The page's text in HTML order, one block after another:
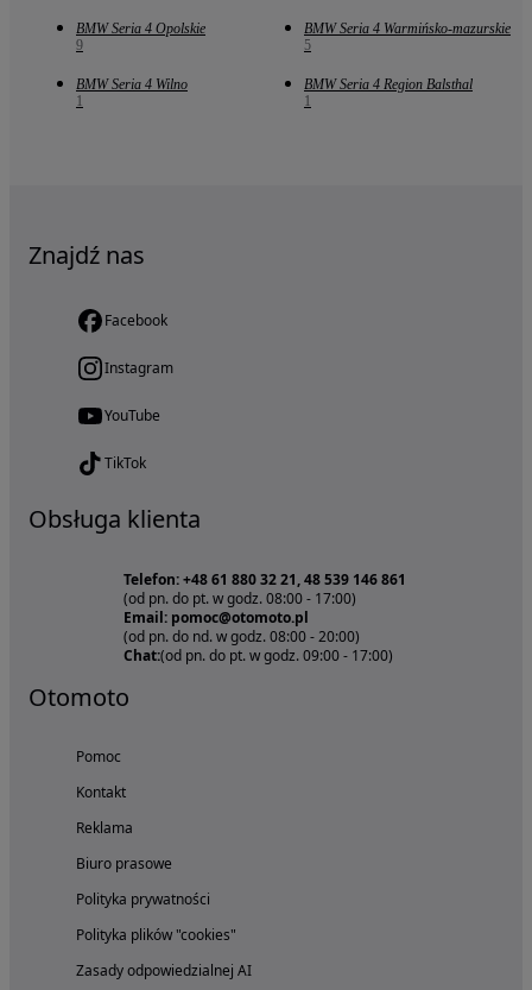
BMW Seria 4 Opolskie
9
BMW Seria 4 Warmińsko-mazurskie
5
BMW Seria 4 Wilno
1
BMW Seria 4 Region Balsthal
1
Znajdź nas
Facebook
Instagram
YouTube
TikTok
Obsługa klienta
Telefon: +48 61 880 32 21, 48 539 146 861
(od pn. do pt. w godz. 08:00 - 17:00)
Email: pomoc@otomoto.pl
(od pn. do nd. w godz. 08:00 - 20:00)
Chat:(od pn. do pt. w godz. 09:00 - 17:00)
Otomoto
Pomoc
Kontakt
Reklama
Biuro prasowe
Polityka prywatności
Polityka plików "cookies"
Zasady odpowiedzialnej AI